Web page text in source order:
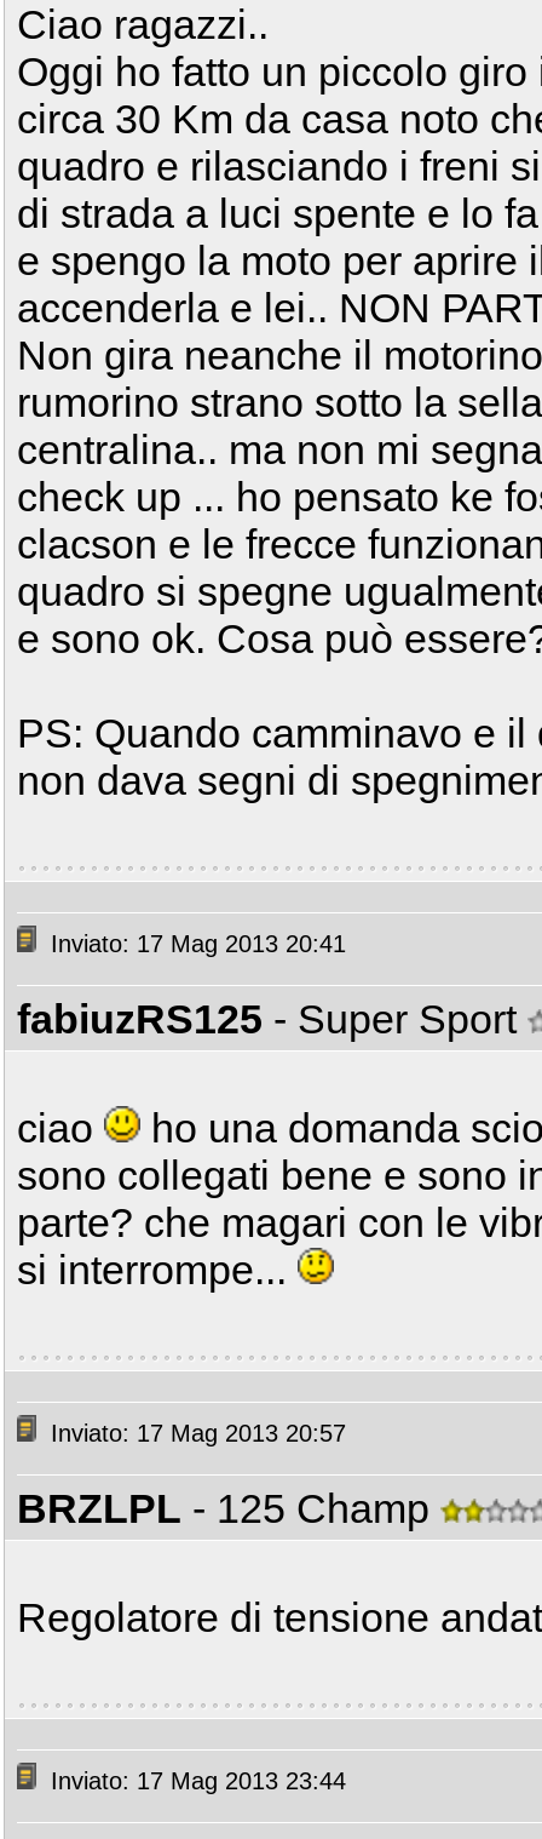
Ciao ragazzi..
Oggi ho fatto un piccolo
circa 30 Km da casa noto
quadro e rilasciando i freni
di strada a luci spente e lo
e spengo la moto per aprire
accenderla e lei.. NON
Non gira neanche il
rumorino strano sotto la
centralina.. ma non mi
check up ... ho pensato ke
clacson e le frecce
quadro si spegne
e sono ok. Cosa può
PS: Quando camminavo e
non dava segni di
Inviato: 17 Mag 2013 20:41
fabiuzRS125 - Super Sport
ciao
ho una domanda
sono collegati bene e sono
parte? che magari con le
si interrompe...
Inviato: 17 Mag 2013 20:57
BRZLPL - 125 Champ
Regolatore di tensione
Inviato: 17 Mag 2013 23:44